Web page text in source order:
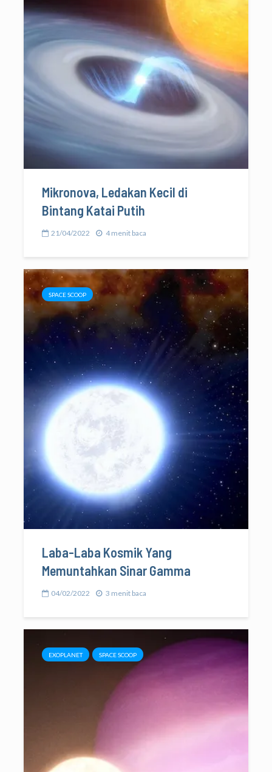
Mikronova, Ledakan Kecil di
Bintang Katai Putih
21/04/2022 4 menit baca
SPACE SCOOP
Laba-Laba Kosmik Yang
Memuntahkan Sinar Gamma
04/02/2022 3 menit baca
EXOPLANET SPACE SCOOP